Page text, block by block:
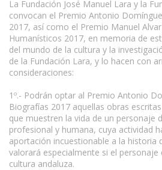
La Fundación José Manuel Lara y la
convocan el Premio Antonio
2017, así como el Premio Manuel
Humanísticos 2017, en memoria de
del mundo de la cultura y la
de la Fundación Lara, y lo hacen con
consideraciones:
1º.- Podrán optar al Premio Antonio
Biografías 2017 aquellas obras
que muestren la vida de un personaje
profesional y humana, cuya actividad
aportación incuestionable a la historia
valorará especialmente si el
cultura andaluza.